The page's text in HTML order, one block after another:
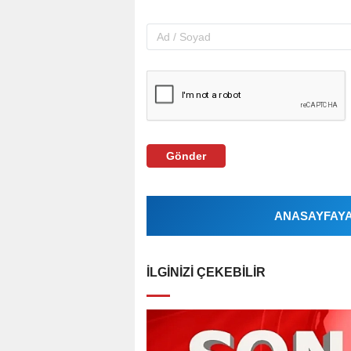
Gönder
İLGINIZI ÇEKEBILIR